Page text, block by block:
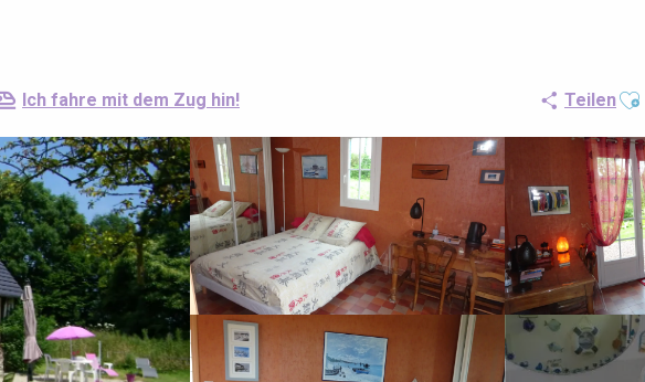
Ich fahre mit dem Zug hin! Teilen